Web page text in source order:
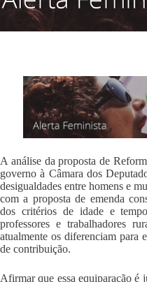
A análise da proposta de
governo à Câmara dos
desigualdades entre homens e
com a proposta de emenda c
dos critérios de idade e
professores e trabalhadores
atualmente os diferenciam para
de contribuição.
Afirmar que essa equiparação é